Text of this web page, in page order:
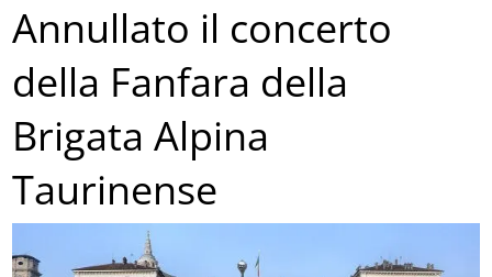
Annullato il concerto
della Fanfara della
Brigata Alpina
Taurinense